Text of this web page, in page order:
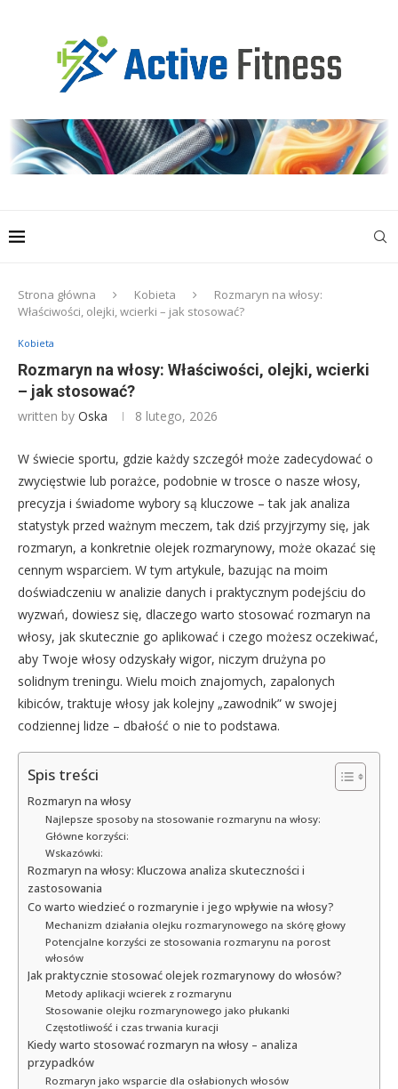
Strona główna Kobieta
Rozmaryn na włosy:
Właściwości, olejki, wcierki – jak stosować?
Kobieta
Rozmaryn na włosy: Właściwości, olejki, wcierki
– jak stosować?
written by Oska 8 lutego, 2026
W świecie sportu, gdzie każdy szczegół może zadecydować o
zwycięstwie lub porażce, podobnie w trosce o nasze włosy,
precyzja i świadome wybory są kluczowe – tak jak analiza
statystyk przed ważnym meczem, tak dziś przyjrzymy się, jak
rozmaryn, a konkretnie olejek rozmarynowy, może okazać się
cennym wsparciem. W tym artykule, bazując na moim
doświadczeniu w analizie danych i praktycznym podejściu do
wyzwań, dowiesz się, dlaczego warto stosować rozmaryn na
włosy, jak skutecznie go aplikować i czego możesz oczekiwać,
aby Twoje włosy odzyskały wigor, niczym drużyna po
solidnym treningu. Wielu moich znajomych, zapalonych
kibiców, traktuje włosy jak kolejny „zawodnik” w swojej
codziennej lidze – dbałość o nie to podstawa.
Spis treści
Rozmaryn na włosy
Najlepsze sposoby na stosowanie rozmarynu na włosy:
Główne korzyści:
Wskazówki:
Rozmaryn na włosy: Kluczowa analiza skuteczności i
zastosowania
Co warto wiedzieć o rozmarynie i jego wpływie na włosy?
Mechanizm działania olejku rozmarynowego na skórę głowy
Potencjalne korzyści ze stosowania rozmarynu na porost
włosów
Jak praktycznie stosować olejek rozmarynowy do włosów?
Metody aplikacji wcierek z rozmarynu
Stosowanie olejku rozmarynowego jako płukanki
Częstotliwość i czas trwania kuracji
Kiedy warto stosować rozmaryn na włosy – analiza
przypadków
Rozmaryn jako wsparcie dla osłabionych włosów